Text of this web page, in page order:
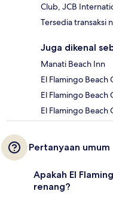
Club, JCB
Tersedia transaksi
Juga dikenal
Manati Beach Inn
El Flamingo Beach
El Flamingo Beach
El Flamingo
Pertanyaan umum
Apakah El
renang?